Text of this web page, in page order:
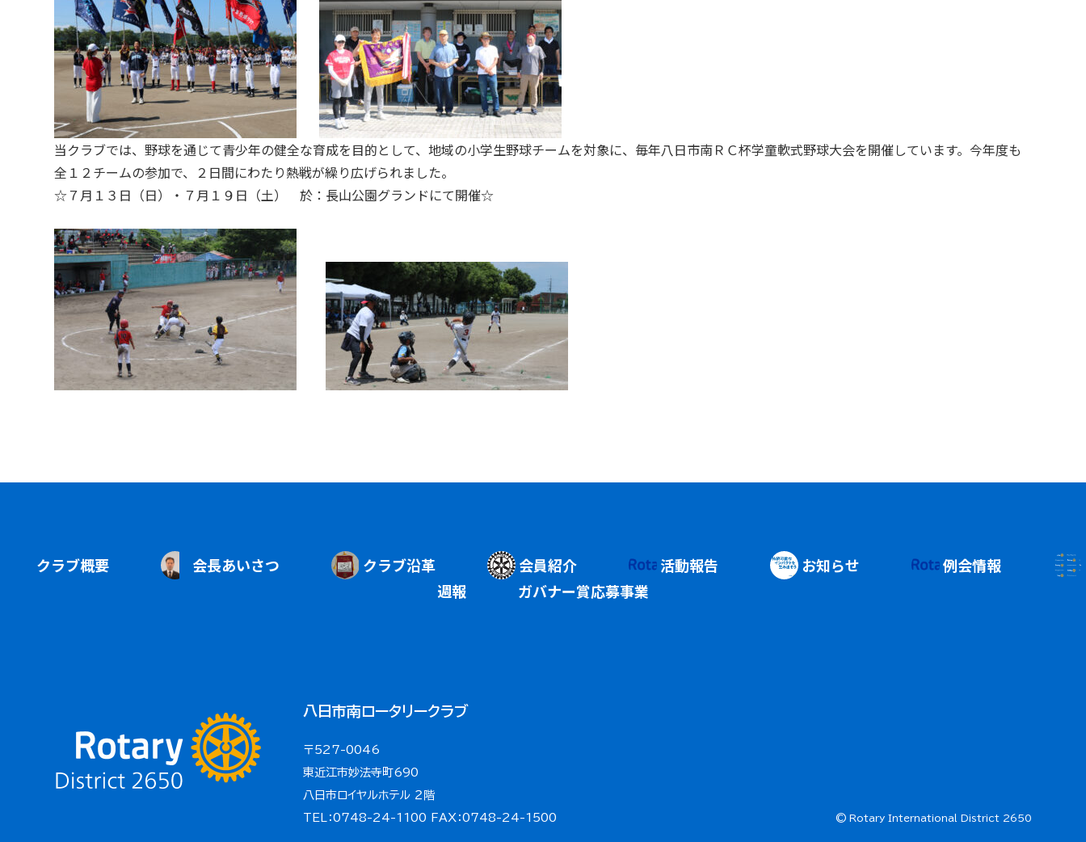
当クラブでは、野球を通じて青少年の健全な育成を目的として、地域の小学生野球チームを対象に、毎年八日市南ＲＣ杯学童軟式野球大会を開催しています。今年度も
全１２チームの参加で、２日間にわたり熱戦が繰り広げられました。
☆７月１３日（日）・７月１９日（土） 於：長山公園グランドにて開催☆
クラブ概要 会長あいさつ クラブ沿革 会員紹介 活動報告 お知らせ
例会情報
週報
ガバナー賞応募事業
八日市南ロータリークラブ
〒527-0046
東近江市妙法寺町690
八日市ロイヤルホテル ２階
TEL：0748-24-1100 FAX：0748-24-1500
© Rotary International District 2650